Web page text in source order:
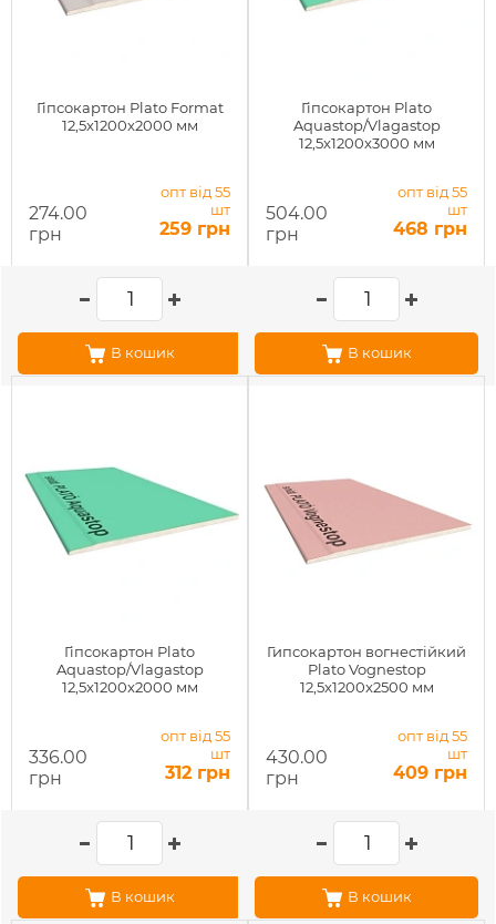
Гіпсокартон Plato Format
12,5x1200x2000 мм
274.00
грн
опт від 55
шт
259 грн
В кошик
Гіпсокартон Plato
Aquastop/Vlagastop
12,5x1200x3000 мм
504.00
грн
опт від 55
шт
468 грн
В кошик
Гіпсокартон Plato
Aquastop/Vlagastop
12,5x1200x2000 мм
336.00
грн
опт від 55
шт
312 грн
В кошик
Гипсокартон вогнестійкий
Plato Vognestop
12,5x1200x2500 мм
430.00
грн
опт від 55
шт
409 грн
В кошик